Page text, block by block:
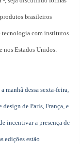
brasileiros
tecnologia com institutos
nos Estados Unidos.
manhã dessa sexta-feira,
design de Paris, França, e
incentivar a presença de
edições estão